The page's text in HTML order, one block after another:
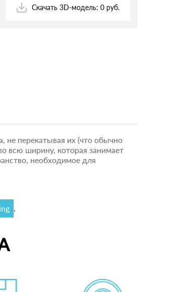
Скачать 3D-модель: 0 руб.
не перекатывая их (что обычно
всю ширину, которая занимает
необходимое для
.